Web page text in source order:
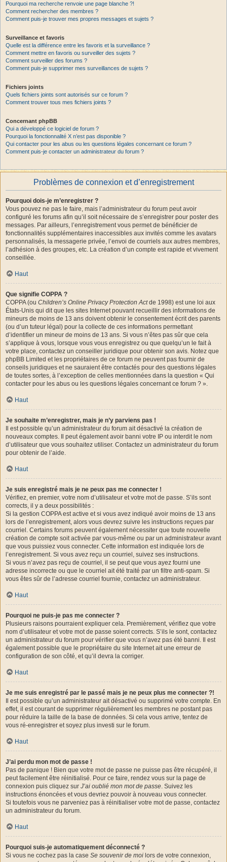
Pourquoi ma recherche renvoie une page blanche ?!
Comment rechercher des membres ?
Comment puis-je trouver mes propres messages et sujets ?
Surveillance et favoris
Quelle est la différence entre les favoris et la surveillance ?
Comment mettre en favoris ou surveiller des sujets ?
Comment surveiller des forums ?
Comment puis-je supprimer mes surveillances de sujets ?
Fichiers joints
Quels fichiers joints sont autorisés sur ce forum ?
Comment trouver tous mes fichiers joints ?
Concernant phpBB
Qui a développé ce logiciel de forum ?
Pourquoi la fonctionnalité X n’est pas disponible ?
Qui contacter pour les abus ou les questions légales concernant ce forum ?
Comment puis-je contacter un administrateur du forum ?
Problèmes de connexion et d’enregistrement
Pourquoi dois-je m’enregistrer ?
Vous pouvez ne pas le faire, mais l’administrateur du forum peut avoir
configuré les forums afin qu’il soit nécessaire de s’enregistrer pour poster des
messages. Par ailleurs, l’enregistrement vous permet de bénéficier de
fonctionnalités supplémentaires inaccessibles aux invités comme les avatars
personnalisés, la messagerie privée, l’envoi de courriels aux autres membres,
l’adhésion à des groupes, etc. La création d’un compte est rapide et vivement
conseillée.
Haut
Que signifie COPPA ?
COPPA (ou Children’s Online Privacy Protection Actde 1998) est une loi aux
États-Unis qui dit que les sites Internet pouvant recueillir des informations de
mineurs de moins de 13 ans doivent obtenir le consentement écrit des parents
(ou d’un tuteur légal) pour la collecte de ces informations permettant
d’identifier un mineur de moins de 13 ans. Si vous n’êtes pas sûr que cela
s’applique à vous, lorsque vous vous enregistrez ou que quelqu’un le fait à
votre place, contactez un conseiller juridique pour obtenir son avis. Notez que
phpBB Limited et les propriétaires de ce forum ne peuvent pas fournir de
conseils juridiques et ne sauraient être contactés pour des questions légales
de toutes sortes, à l’exception de celles mentionnées dans la question « Qui
contacter pour les abus ou les questions légales concernant ce forum ? ».
Haut
Je souhaite m’enregistrer, mais je n’y parviens pas !
Il est possible qu’un administrateur du forum ait désactivé la création de
nouveaux comptes. Il peut également avoir banni votre IP ou interdit le nom
d’utilisateur que vous souhaitez utiliser. Contactez un administrateur du forum
pour obtenir de l’aide.
Haut
Je suis enregistré mais je ne peux pas me connecter !
Vérifiez, en premier, votre nom d’utilisateur et votre mot de passe. S’ils sont
corrects, il y a deux possibilités :
Si la gestion COPPA est active et si vous avez indiqué avoir moins de 13 ans
lors de l’enregistrement, alors vous devrez suivre les instructions reçues par
courriel. Certains forums peuvent également nécessiter que toute nouvelle
création de compte soit activée par vous-même ou par un administrateur avant
que vous puissiez vous connecter. Cette information est indiquée lors de
l’enregistrement. Si vous avez reçu un courriel, suivez ses instructions.
Si vous n’avez pas reçu de courriel, il se peut que vous ayez fourni une
adresse incorrecte ou que le courriel ait été traité par un filtre anti-spam. Si
vous êtes sûr de l’adresse courriel fournie, contactez un administrateur.
Haut
Pourquoi ne puis-je pas me connecter ?
Plusieurs raisons pourraient expliquer cela. Premièrement, vérifiez que votre
nom d’utilisateur et votre mot de passe soient corrects. S’ils le sont, contactez
un administrateur du forum pour vérifier que vous n’avez pas été banni. Il est
également possible que le propriétaire du site Internet ait une erreur de
configuration de son côté, et qu’il devra la corriger.
Haut
Je me suis enregistré par le passé mais je ne peux plus me connecter ?!
Il est possible qu’un administrateur ait désactivé ou supprimé votre compte. En
effet, il est courant de supprimer régulièrement les membres ne postant pas
pour réduire la taille de la base de données. Si cela vous arrive, tentez de
vous ré-enregistrer et soyez plus investi sur le forum.
Haut
J’ai perdu mon mot de passe !
Pas de panique ! Bien que votre mot de passe ne puisse pas être récupéré, il
peut facilement être réinitialisé. Pour ce faire, rendez vous sur la page de
connexion puis cliquez sur J’ai oublié mon mot de passe. Suivez les
instructions énoncées et vous devriez pouvoir à nouveau vous connecter.
Si toutefois vous ne parveniez pas à réinitialiser votre mot de passe, contactez
un administrateur du forum.
Haut
Pourquoi suis-je automatiquement déconnecté ?
Si vous ne cochez pas la case Se souvenir de moi lors de votre connexion,